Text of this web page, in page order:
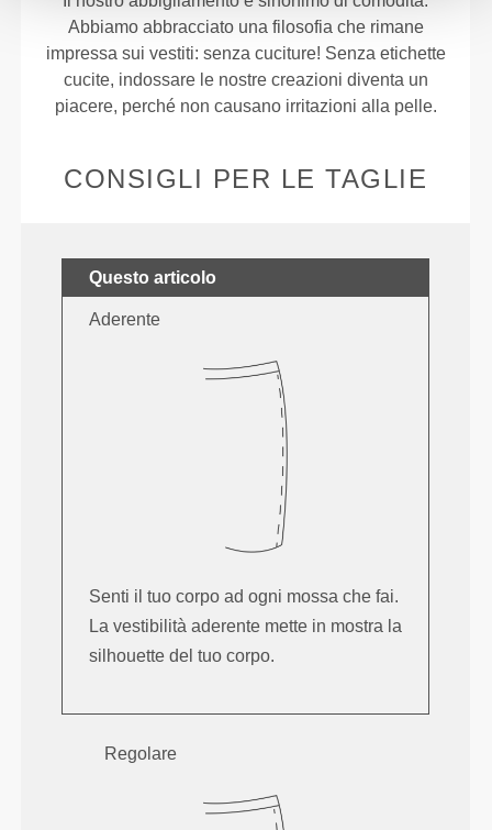
Abbiamo abbracciato una filosofia che rimane
impressa sui vestiti: senza cuciture! Senza etichette
cucite, indossare le nostre creazioni diventa un
piacere, perché non causano irritazioni alla pelle.
CONSIGLI PER LE TAGLIE
Questo articolo
Aderente
Senti il tuo corpo ad ogni mossa che fai.
La vestibilità aderente mette in mostra la
silhouette del tuo corpo.
Regolare